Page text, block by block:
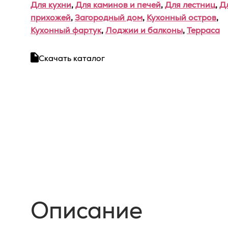
Для кухни,Для каминов и печей,Для лестниц,
прихожей,Загородный дом, Кухонный остров,
Кухонный фартук,Лоджии и балконы,Терраса
Скачать каталог
Описание